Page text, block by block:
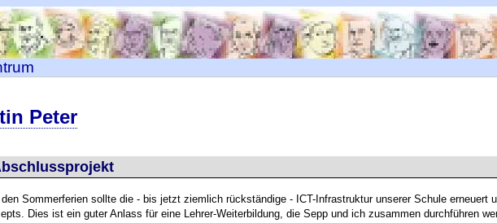
Peter
Sommerferien sollte die - bis jetzt ziemlich rückständige - ICT-Infrastruktur unserer Schule
Dies ist ein guter Anlass für eine Lehrer-Weiterbildung, die Sepp und ich zusammen durchführen